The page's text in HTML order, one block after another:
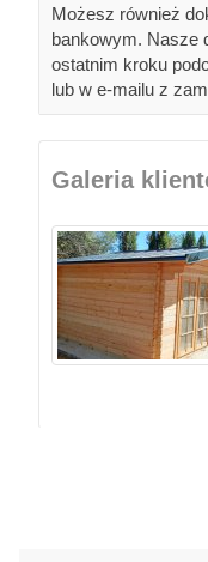
Możesz również
bankowym. Nasze
ostatnim kroku
lub w e-mailu z
Galeria